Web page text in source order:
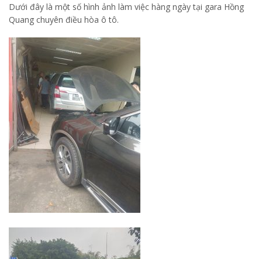
Dưới đây là một số hình ảnh làm việc hàng ngày tại gara Hồng
Quang chuyên điều hòa ô tô.